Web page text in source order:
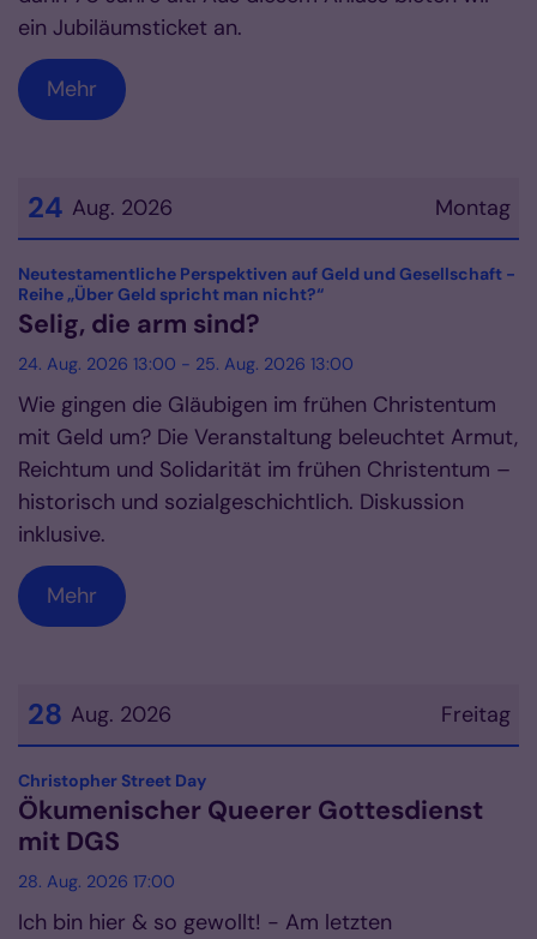
ein Jubiläumsticket an.
Mehr
Montag
24 Aug. 2026
Datum: 24. August 2026
Neutestamentliche Perspektiven auf Geld und Gesellschaft -
Reihe „Über Geld spricht man nicht?“:
Selig, die arm sind?
24. Aug. 2026 13:00 - 25. Aug. 2026 13:00
Wie gingen die Gläubigen im frühen Christentum
mit Geld um? Die Veranstaltung beleuchtet Armut,
Reichtum und Solidarität im frühen Christentum –
historisch und sozialgeschichtlich. Diskussion
inklusive.
Mehr
Freitag
28 Aug. 2026
Datum: 28. August 2026
Christopher Street Day:
Ökumenischer Queerer Gottesdienst
mit DGS
28. Aug. 2026 17:00
Ich bin hier & so gewollt! - Am letzten